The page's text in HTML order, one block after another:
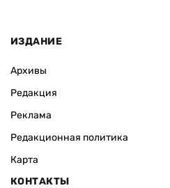
ИЗДАНИЕ
Архивы
Редакция
Реклама
Редакционная политика
Карта
КОНТАКТЫ